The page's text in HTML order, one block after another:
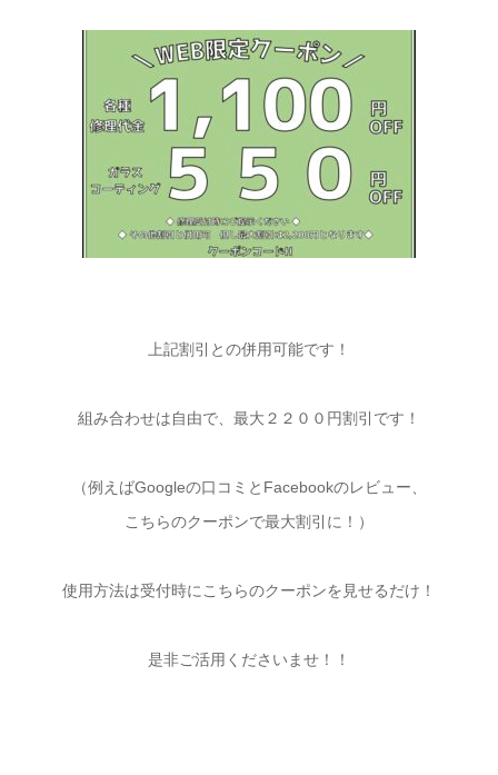
上記割引との併用可能です！
組み合わせは自由で、最大２２００円割引です！
（例えばGoogleの口コミとFacebookのレビュー、
こちらのクーポンで最大割引に！）
使用方法は受付時にこちらのクーポンを見せるだけ！
是非ご活用くださいませ！！